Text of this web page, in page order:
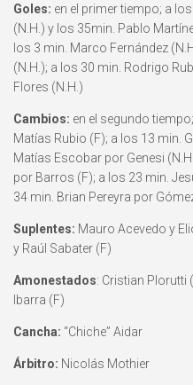
Goles: en el primer tiempo; a
(N.H.) y los 35min. Pablo
los 3 min. Marco Fernández
(N.H.); a los 30 min. Rodrigo
Flores (N.H.)
Cambios: en el segundo
Matías Rubio (F); a los 13 min.
Matías Escobar por Genesi
por Barros (F); a los 23 min.
34 min. Brian Pereyra por
Suplentes: Mauro Acevedo y
y Raúl Sabater (F)
Amonestados: Cristian Plorutti
Ibarra (F)
Cancha: “Chiche” Aidar
Árbitro: Nicolás Mothier